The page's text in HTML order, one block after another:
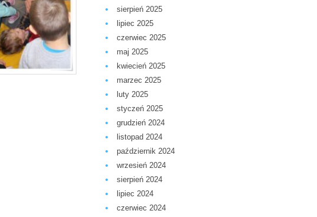
sierpień 2025
lipiec 2025
czerwiec 2025
maj 2025
kwiecień 2025
marzec 2025
luty 2025
styczeń 2025
grudzień 2024
listopad 2024
październik 2024
wrzesień 2024
sierpień 2024
lipiec 2024
czerwiec 2024